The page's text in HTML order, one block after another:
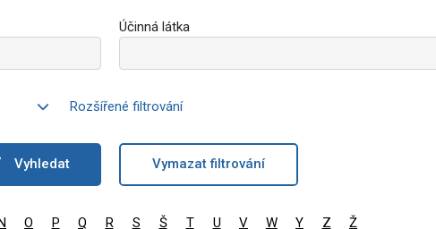
Účinná látka
Rozšířené filtrování
Vyhledat Vymazat filtrování
O P Q R S Š T U V W Y Z Ž